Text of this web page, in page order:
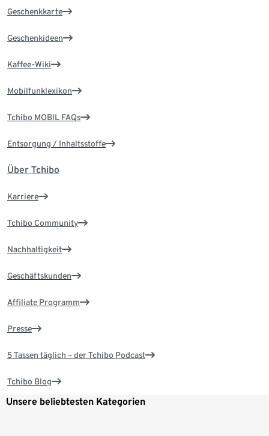
Geschenkkarte
Geschenkideen
Kaffee-Wiki
Mobilfunklexikon
Tchibo MOBIL FAQs
Entsorgung / Inhaltsstoffe
Über Tchibo
Karriere
Tchibo Community
Nachhaltigkeit
Geschäftskunden
Affiliate Programm
Presse
5 Tassen täglich – der Tchibo Podcast
Tchibo Blog
Unsere beliebtesten Kategorien